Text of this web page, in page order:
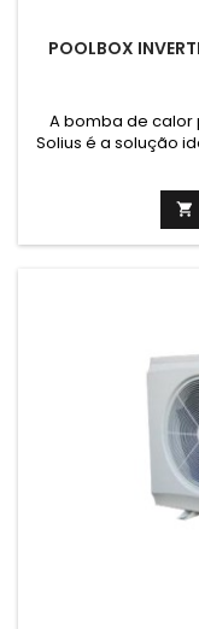
POOLBOX
A bomba de calor
Solius é a solução
sempre na
eficiência
a
